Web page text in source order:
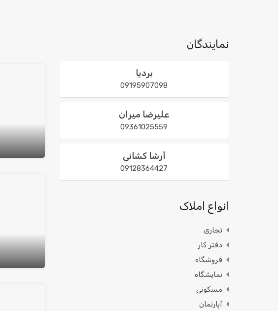
نمایندگان
بردیا
09195907098
علیرضا میران
09361025559
آرشا کشانی
09128364427
انواع املاک
تجاری
دفتر کار
فروشگاه
نمایشگاه
مسکونی
آپارتمان